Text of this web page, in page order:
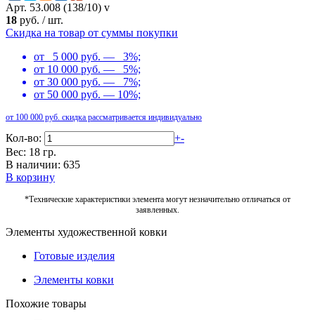
Арт. 53.008 (138/10) v
18 руб. /шт.
Скидка на товар от суммы покупки
от 5 000 руб. — 3%;
от 10 000 руб. — 5%;
от 30 000 руб. — 7%;
от 50 000 руб. — 10%;
от 100 000 руб. скидка рассматривается индивидуально
Кол-во: +-
Вес: 18 гр.
В наличии: 635
В корзину
*Технические характеристики элемента могут незначительно отличаться от
заявленных.
Элементы художественной ковки
Готовые изделия
Элементы ковки
Похожие товары